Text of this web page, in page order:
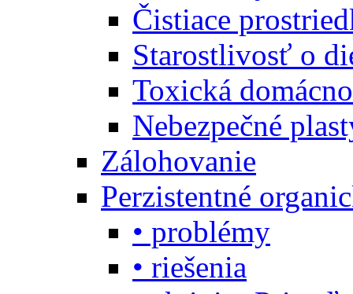
Čistiace
Starostlivosť o
Toxická
Nebezpečné
Zálohovanie
Perzistentné
• problémy
• riešenia